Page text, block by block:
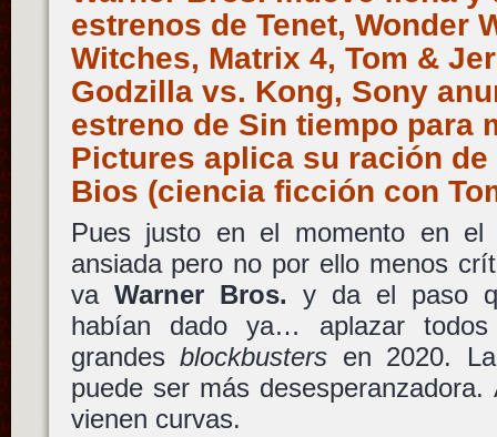
estrenos de Tenet, Wonder
Witches, Matrix 4, Tom &
Godzilla vs. Kong, Sony
estreno de Sin tiempo para
Pictures aplica su ración de
Bios (ciencia ficción con
Pues justo en el momento en el
ansiada pero no por ello menos
va Warner Bros. y da el paso
habían dado ya… aplazar
grandesblockbusters en 2020.
puede ser más
vienen curvas.